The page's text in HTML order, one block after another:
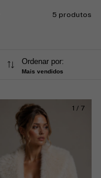
5 produtos
Ordenar por:
Mais vendidos
1 / 7